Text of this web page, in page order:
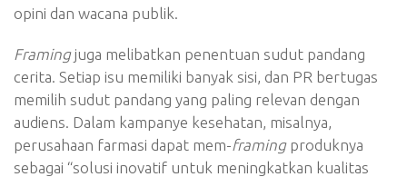
opini dan wacana publik.
Framingjuga melibatkan penentuan sudut pandang
cerita. Setiap isu memiliki banyak sisi, dan PR bertugas
memilih sudut pandang yang paling relevan dengan
audiens. Dalam kampanye kesehatan, misalnya,
perusahaan farmasi dapat mem-framingproduknya
sebagai “solusi inovatif untuk meningkatkan kualitas